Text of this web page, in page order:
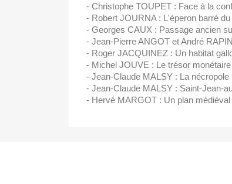
- Christophe TOUPET : Face à la
- Robert JOURNA : L'éperon barré
- Georges CAUX : Passage ancien
- Jean-Pierre ANGOT et André
- Roger JACQUINEZ : Un habitat
- Michel JOUVE : Le trésor
- Jean-Claude MALSY : La
- Jean-Claude MALSY : Saint-Jean-
- Hervé MARGOT : Un plan